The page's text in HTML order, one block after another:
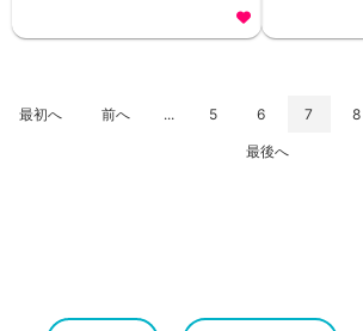
最初へ 前へ ... 5 6 7 8
最後へ